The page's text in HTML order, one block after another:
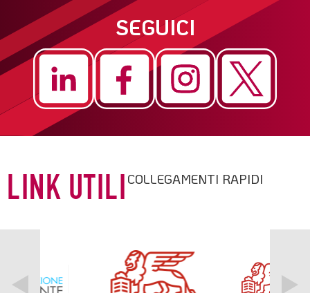
SEGUICI
LINK UTILI COLLEGAMENTI RAPIDI